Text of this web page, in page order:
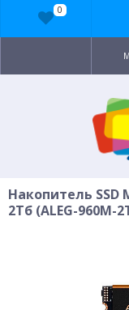
Накопитель SSD
2Тб (ALEG-960M-
0